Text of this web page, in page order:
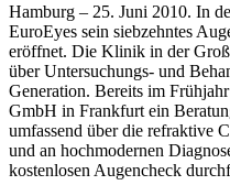
Hamburg – 25. Juni 2010. In
EuroEyes sein siebzehntes
eröffnet. Die Klinik in der
über Untersuchungs- und
Generation. Bereits im
GmbH in Frankfurt ein
umfassend über die refraktive
und an hochmodernen
kostenlosen Augencheck